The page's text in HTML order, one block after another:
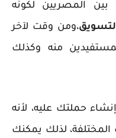
المصريين لكونه
،ومن وقت لآخر
منه وكذلك
حملتك عليه، لأنه
المختلفة، لذلك يمكنك